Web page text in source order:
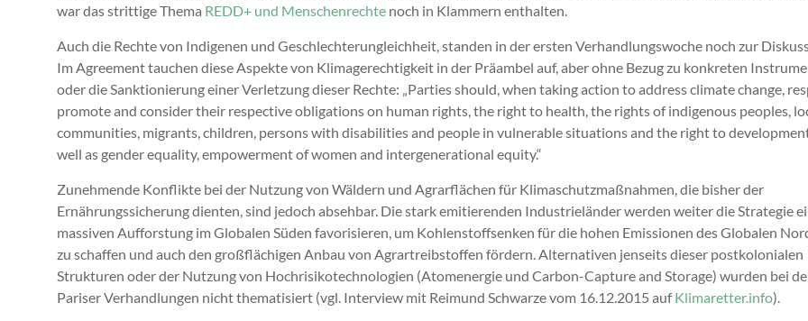
war das strittige Thema REDD+ und Menschenrechte noch in Klammern enthalten.
Auch die Rechte von Indigenen und Geschlechterungleichheit, standen in der ersten Verhandlungswoche noch zur
Im Agreement tauchen diese Aspekte von Klimagerechtigkeit in der Präambel auf, aber ohne Bezug zu konkreten
oder die Sanktionierung einer Verletzung dieser Rechte: „Parties should, when taking action to address climate change,
promote and consider their respective obligations on human rights, the right to health, the rights of indigenous peoples,
communities, migrants, children, persons with disabilities and people in vulnerable situations and the right to
well as gender equality, empowerment of women and intergenerational equity.“
Zunehmende Konflikte bei der Nutzung von Wäldern und Agrarflächen für Klimaschutzmaßnahmen, die bisher der
Ernährungssicherung dienten, sind jedoch absehbar. Die stark emitierenden Industrieländer werden weiter die Strategie
massiven Aufforstung im Globalen Süden favorisieren, um Kohlenstoffsenken für die hohen Emissionen des Globalen
zu schaffen und auch den großflächigen Anbau von Agrartreibstoffen fördern. Alternativen jenseits dieser postkolonialen
Strukturen oder der Nutzung von Hochrisikotechnologien (Atomenergie und Carbon-Capture and Storage) wurden bei
Pariser Verhandlungen nicht thematisiert (vgl. Interview mit Reimund Schwarze vom 16.12.2015 aufKlimaretter.info).